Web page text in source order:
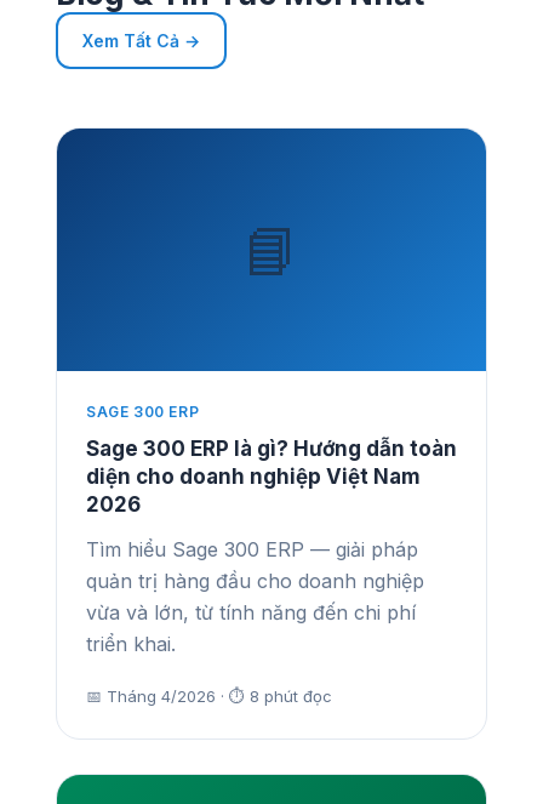
Xem Tất Cả →
📘
SAGE 300 ERP
Sage 300 ERP là gì? Hướng dẫn toàn
diện cho doanh nghiệp Việt Nam
2026
Tìm hiểu Sage 300 ERP — giải pháp
quản trị hàng đầu cho doanh nghiệp
vừa và lớn, từ tính năng đến chi phí
triển khai.
📅 Tháng 4/2026 · ⏱ 8 phút đọc